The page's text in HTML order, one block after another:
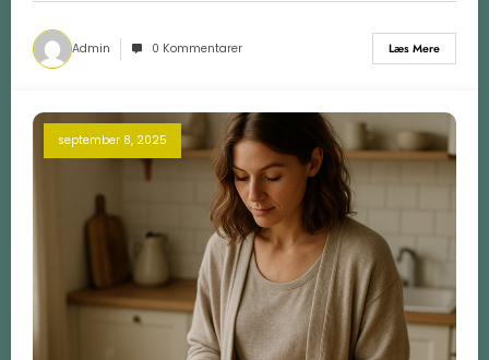
Admin 0 Kommentarer Læs Mere
september 8, 2025